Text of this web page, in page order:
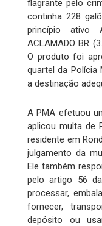
flagrante pelo
continha 228
princípio ativo
ACLAMADO BR
O produto foi
quartel da Polícia
a destinação
A PMA efetuou
aplicou multa de
residente em
julgamento da
Ele também
pelo artigo 56
processar,
fornecer,
depósito ou